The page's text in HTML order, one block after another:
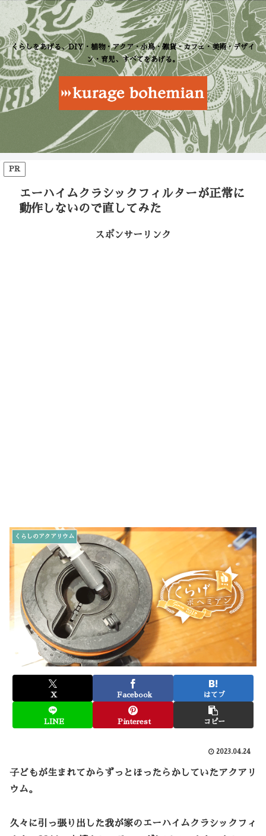
くらしをあげる、DIY・植物・アクア・小鳥・雑貨・カフェ・美術・デザイ
ン・育児、すべてをあげる。
PR
エーハイムクラシックフィルターが正常に
動作しないので直してみた
スポンサーリンク
くらしのアクアリウム
X Facebook はてブ
LINE Pinterest コピー
2023.04.24
子どもが生まれてからずっとほったらかしていたアクアリ
ウム。
久々に引っ張り出した我が家のエーハイムクラシックフィ